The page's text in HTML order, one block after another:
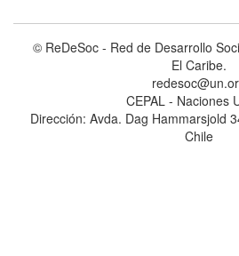
© ReDeSoc - Red de Desarrollo
El Caribe.
CEPAL - Naciones
Dirección: Avda. Dag Hammarsjold
Chile